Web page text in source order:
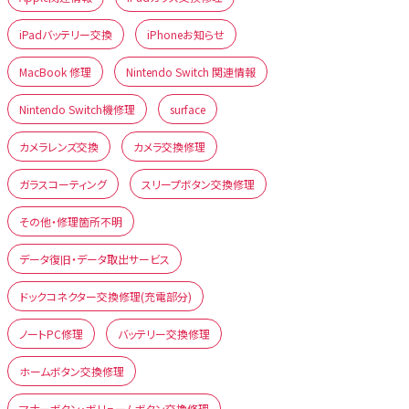
iPadバッテリー交換 iPhoneお知らせ
MacBook 修理 Nintendo Switch 関連情報
Nintendo Switch機修理 surface
カメラレンズ交換 カメラ交換修理
ガラスコーティング スリープボタン交換修理
その他・修理箇所不明
データ復旧・データ取出サービス
ドックコネクター交換修理(充電部分)
ノートPC修理 バッテリー交換修理
ホームボタン交換修理